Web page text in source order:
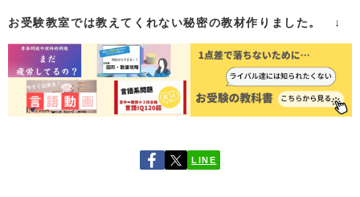
お受験教室では教えてくれない秘密の教材作りました。 ↓
LINE